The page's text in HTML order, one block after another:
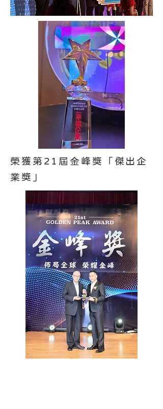
榮獲第21屆金峰獎「傑出企
業獎」